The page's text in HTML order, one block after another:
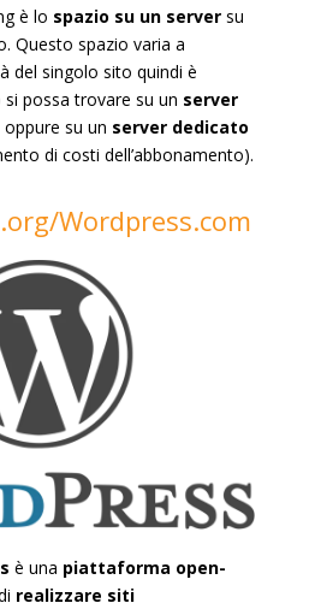
è lo spazio su un serversu
Questo spazio varia a
del singolo sito quindi è
possa trovare su un server
su un server dedicato
di costi dell’abbonamento).
Wordpress.com
è una piattaforma open-
realizzare siti